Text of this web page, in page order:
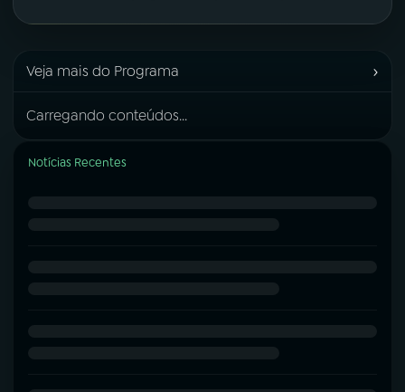
Veja mais do Programa ›
Carregando conteúdos...
Notícias Recentes